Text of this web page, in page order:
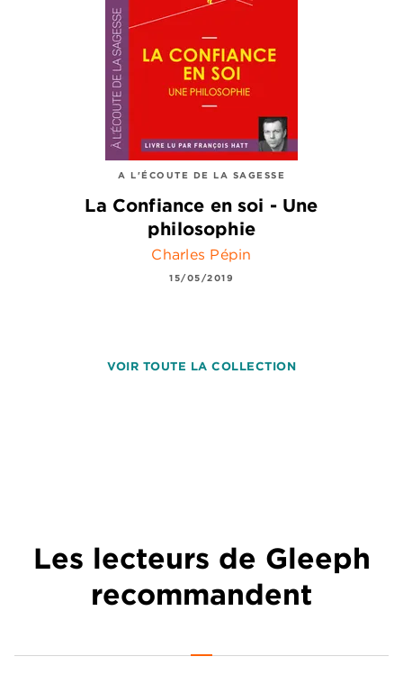
A L'ÉCOUTE DE LA SAGESSE
La Confiance en soi - Une
philosophie
Charles Pépin
15/05/2019
VOIR TOUTE LA COLLECTION
Les lecteurs de Gleeph
recommandent